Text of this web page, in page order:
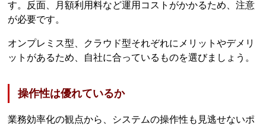
す。反面、月額利用料など運用コストがかかるため、注意
が必要です。
オンプレミス型、クラウド型それぞれにメリットやデメリ
ットがあるため、自社に合っているものを選びましょう。
操作性は優れているか
業務効率化の観点から、システムの操作性も見逃せないポ